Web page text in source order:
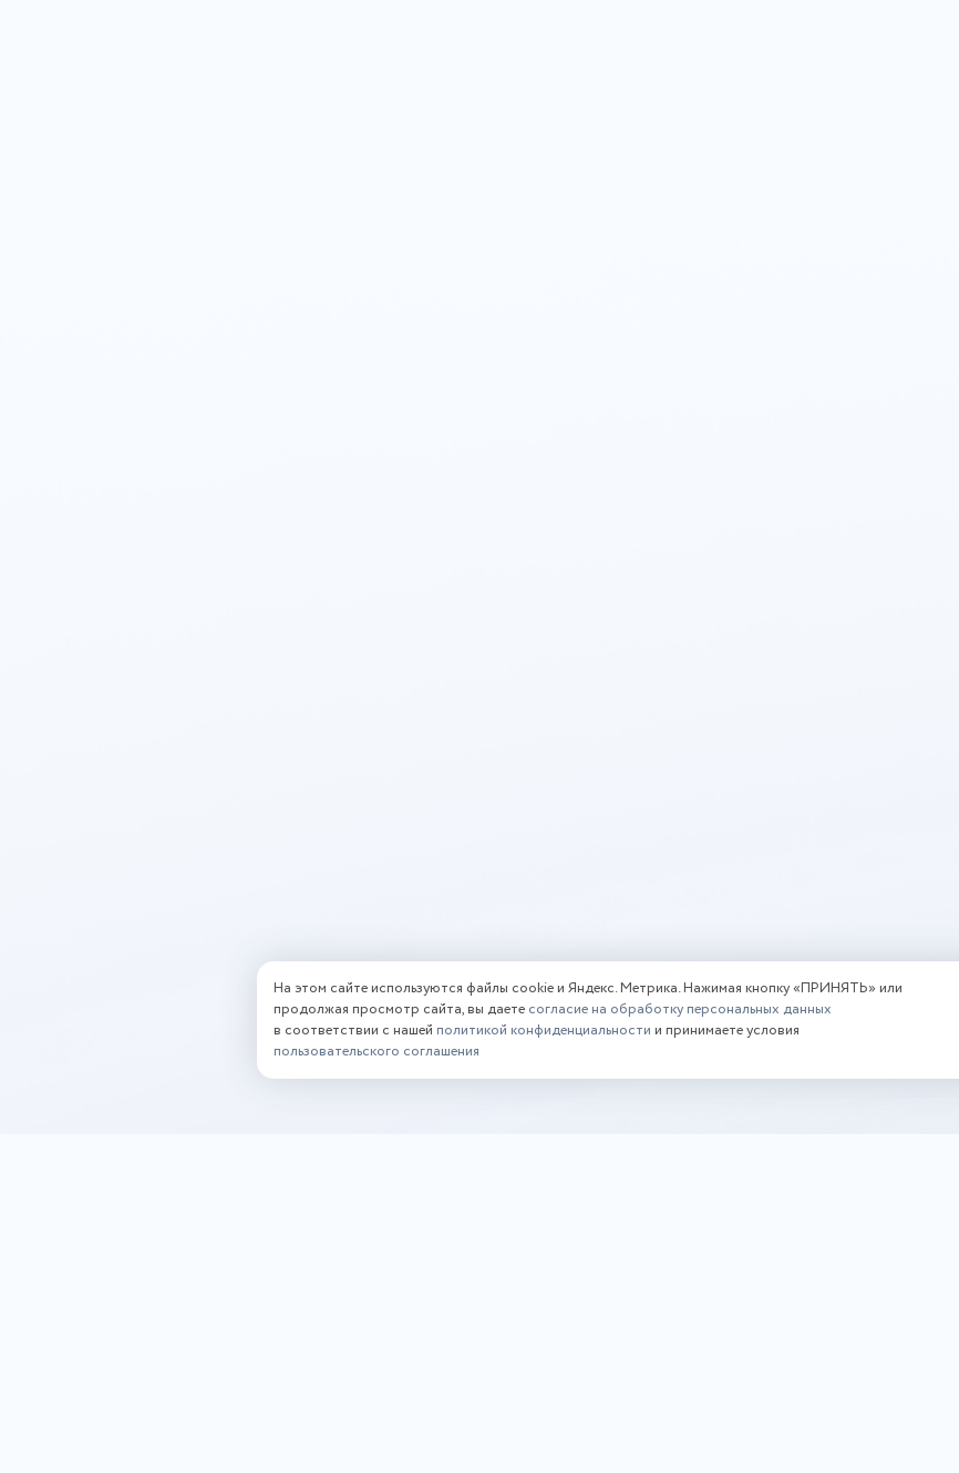
На этом сайте используются файлы cookie и Яндекс. Метрика. Нажимая кнопку «ПРИНЯТЬ» или
продолжая просмотр сайта, вы даете согласие на обработку персональных данных
в соответствии с нашей политикой конфиденциальности и принимаете условия
пользовательского соглашения